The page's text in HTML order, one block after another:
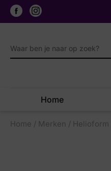
Home
Home / Merken / Helioform